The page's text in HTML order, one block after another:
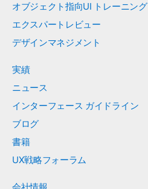
オブジェクト指向UI トレーニング
エクスパートレビュー
デザインマネジメント
実績
ニュース
インターフェース ガイドライン
ブログ
書籍
UX戦略フォーラム